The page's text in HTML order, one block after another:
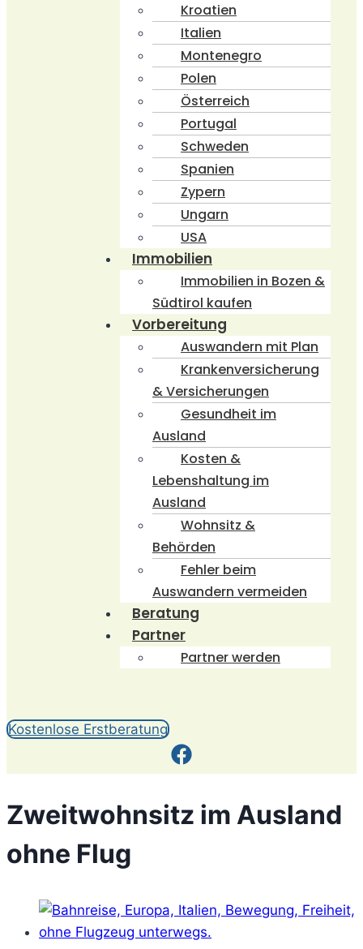
Kroatien
Italien
Montenegro
Polen
Österreich
Portugal
Schweden
Spanien
Zypern
Ungarn
USA
Immobilien
Immobilien in Bozen &
Südtirol kaufen
Vorbereitung
Auswandern mit Plan
Krankenversicherung
& Versicherungen
Gesundheit im
Ausland
Kosten &
Lebenshaltung im
Ausland
Wohnsitz &
Behörden
Fehler beim
Auswandern vermeiden
Beratung
Partner
Partner werden
Kostenlose Erstberatung
Zweitwohnsitz im Ausland
ohne Flug